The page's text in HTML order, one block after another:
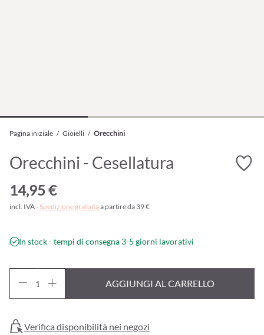
Pagina iniziale / Gioielli / Orecchini
Orecchini - Cesellatura
14,95 €
incl. IVA - Spedizione gratuitaa partire da 39 €
In stock - tempi di consegna 3-5 giorni lavorativi
AGGIUNGI AL CARRELLO
Verifica disponibilità nei negozi